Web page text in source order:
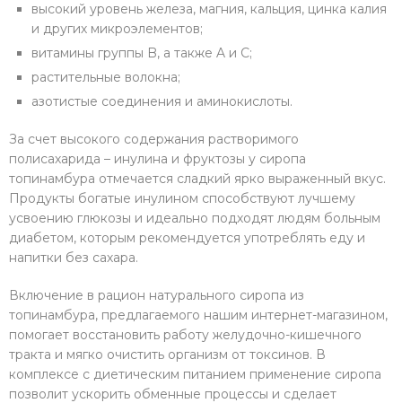
высокий уровень железа, магния, кальция, цинка калия
и других микроэлементов;
витамины группы B, а также A и C;
растительные волокна;
азотистые соединения и аминокислоты.
За счет высокого содержания растворимого
полисахарида – инулина и фруктозы у сиропа
топинамбура отмечается сладкий ярко выраженный вкус.
Продукты богатые инулином способствуют лучшему
усвоению глюкозы и идеально подходят людям больным
диабетом, которым рекомендуется употреблять еду и
напитки без сахара.
Включение в рацион натурального сиропа из
топинамбура, предлагаемого нашим интернет-магазином,
помогает восстановить работу желудочно-кишечного
тракта и мягко очистить организм от токсинов. В
комплексе с диетическим питанием применение сиропа
позволит ускорить обменные процессы и сделает